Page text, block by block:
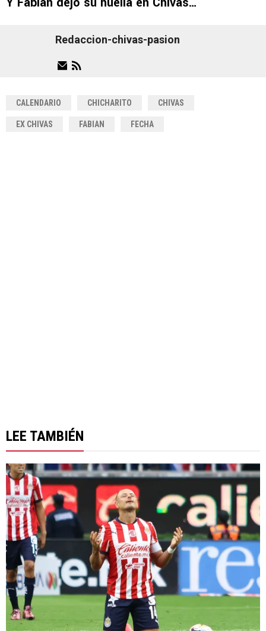
Redaccion-chivas-pasion
CALENDARIO CHICHARITO CHIVAS
EX CHIVAS FABIAN FECHA
LEE TAMBIÉN